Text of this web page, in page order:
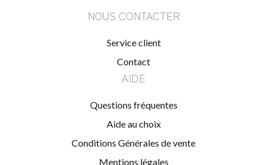
NOUS CONTACTER
Service client
Contact
AIDE
Questions fréquentes
Aide au choix
Conditions Générales de vente
Mentions légales